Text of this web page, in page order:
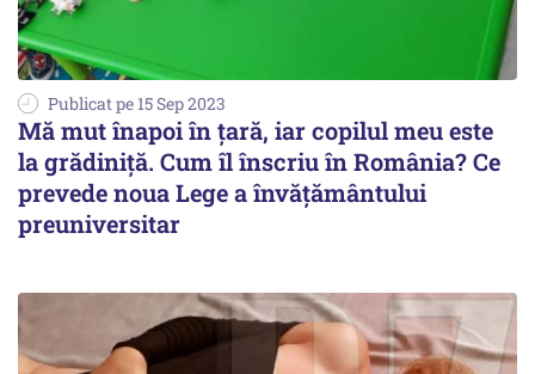
Publicat pe 15 Sep 2023
Mă mut înapoi în țară, iar copilul meu este
la grădiniță. Cum îl înscriu în România? Ce
prevede noua Lege a învăţământului
preuniversitar